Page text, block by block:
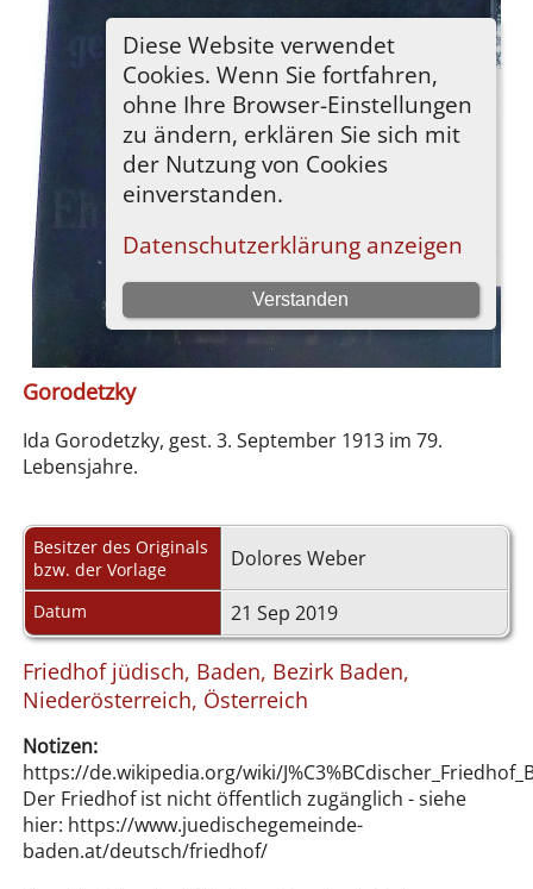
Gorodetzky
Ida Gorodetzky, gest. 3. September 1913 im 79.
Lebensjahre.
Besitzer des Originals
bzw. der Vorlage
Dolores Weber
Datum 21 Sep 2019
Friedhof jüdisch, Baden, Bezirk Baden,
Niederösterreich, Österreich
Notizen:
https://de.wikipedia.org/wiki/
Der Friedhof ist nicht öffentlich zugänglich - siehe
hier: https://www.juedischegemeinde-
baden.at/deutsch/friedhof/